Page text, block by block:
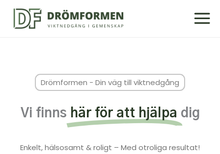
Drömformen - Din väg till viktnedgång
Vi finns här för att hjälpa dig
Enkelt, hälsosamt & roligt – Med otroliga resultat!